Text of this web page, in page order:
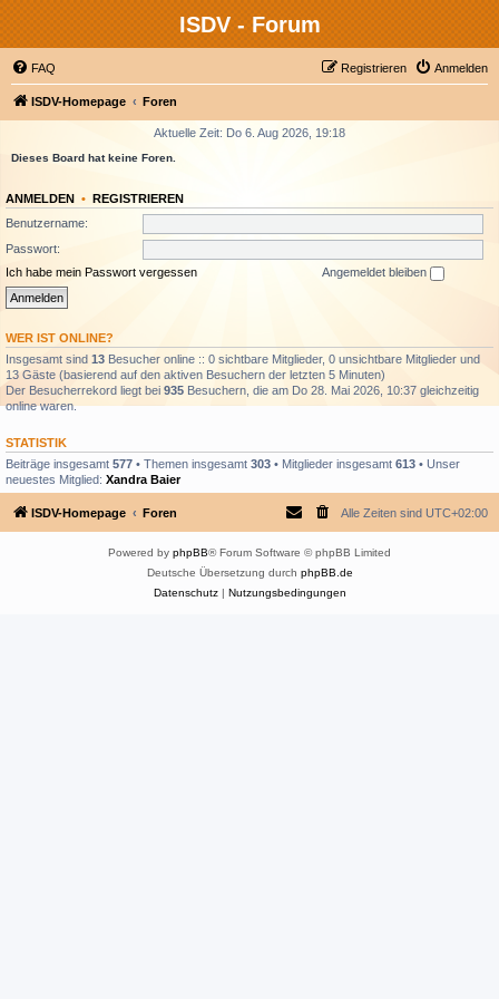
ISDV - Forum
FAQ Anmelden
Registrieren
ISDV-Homepage Foren
Aktuelle Zeit: Do 6. Aug 2026, 19:18
Dieses Board hat keine Foren.
ANMELDEN • REGISTRIEREN
Benutzername:
Passwort:
Ich habe mein Passwort vergessen
Angemeldet bleiben
WER IST ONLINE?
Insgesamt sind 13 Besucher online :: 0 sichtbare Mitglieder, 0 unsichtbare Mitglieder und
13 Gäste (basierend auf den aktiven Besuchern der letzten 5 Minuten)
Der Besucherrekord liegt bei 935 Besuchern, die am Do 28. Mai 2026, 10:37 gleichzeitig
online waren.
STATISTIK
Beiträge insgesamt 577 • Themen insgesamt 303 • Mitglieder insgesamt 613 • Unser
neuestes Mitglied: Xandra Baier
ISDV-Homepage Foren Alle Zeiten sind UTC+02:00
Powered by phpBB® Forum Software © phpBB Limited
Deutsche Übersetzung durch phpBB.de
Datenschutz| Nutzungsbedingungen